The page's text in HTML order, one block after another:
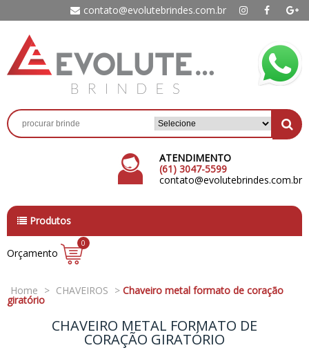
contato@evolutebrindes.com.br
ATENDIMENTO
(61) 3047-5599
contato@evolutebrindes.com.br
Produtos
Orçamento
0
Home > CHAVEIROS > Chaveiro metal formato de coração
giratório
CHAVEIRO METAL FORMATO DE
CORAÇÃO GIRATÓRIO